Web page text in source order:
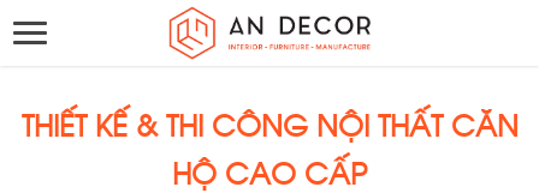
THIẾT KẾ & THI CÔNG NỘI THẤT CĂN
HỘ CAO CẤP